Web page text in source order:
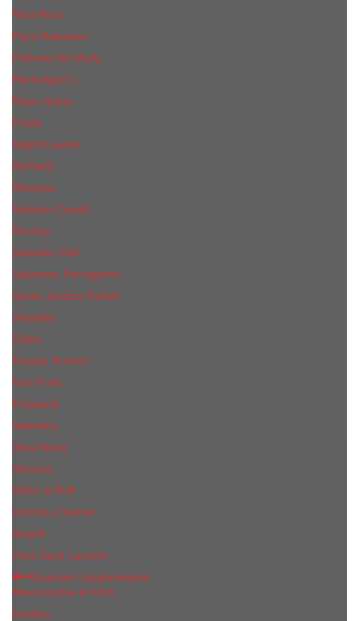
Nina Ricci
Paco Rabanne
Parfums de Marly
Penhaligon's
Pepe Jeans
Prada
Ralph Lauren
RicHarD
Rihanna
Roberto Cavalli
Rochas
Salvador Dali
Salvatore Ferragamo
Sarah Jessica Parker
Shiseido
Sisley
Tiziana Terenzi
Tom Ford
Trussardi
Valentino
Vera Wang
Versace
Viktor & Rolf
Victoria s Secret
Xerjoff
Yves Saint Laurent
Мужская парфюмерия
Abercrombie & Fitch
Annifen